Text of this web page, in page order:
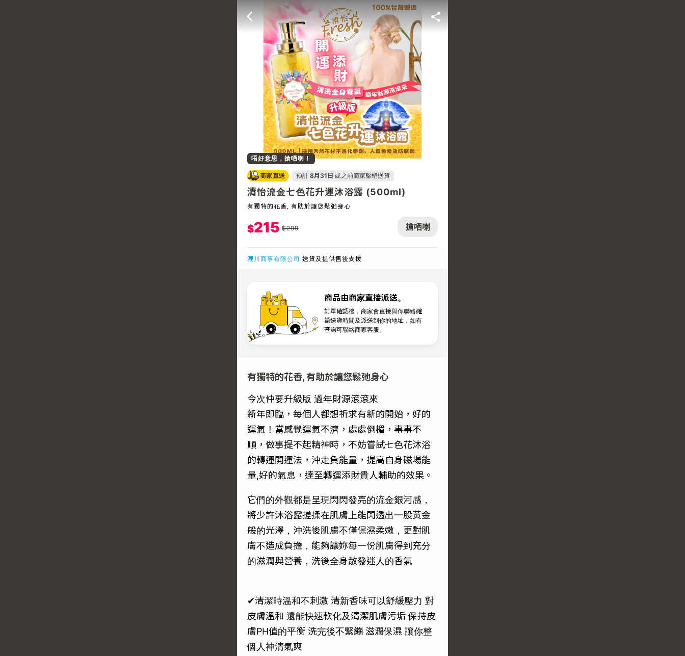
搶哂喇
唔好意思，搶哂喇！
商家直送 預計 8月31日 或之前商家聯絡送貨
清怡流金七色花升運沐浴露 (500ml)
有獨特的花香, 有助於讓您鬆弛身心
$215 $299
漉川商事有限公司 送貨及提供售後支援
商品由商家直接派送。
訂單確認後，商家會直接與你聯絡確
認送貨時間及派送到你的地址，如有
查詢可聯絡商家客服。
有獨特的花香, 有助於讓您鬆弛身心
今次仲要升級版 過年財源滾滾來
新年即臨，每個人都想祈求有新的開始，好的
運氣！當感覺運氣不濟，處處倒楣，事事不
順，做事提不起精神時，不妨嘗試七色花沐浴
的轉運開運法，沖走負能量，提高自身磁場能
量,好的氣息，達至轉運添財貴人輔助的效果。
它們的外觀都是呈現閃閃發亮的流金銀河感，
將少許沐浴露搓揉在肌膚上能閃透出一股黃金
般的光澤，沖洗後肌膚不僅保濕柔嫩，更對肌
膚不造成負擔，能夠讓妳每一份肌膚得到充分
的滋潤與營養，洗後全身散發迷人的香氣
✔清潔時溫和不刺激 清新香味可以舒緩壓力 對
皮膚溫和 還能快速軟化及清潔肌膚污垢 保持皮
膚PH值的平衡 洗完後不緊繃 滋潤保濕 讓你整
個人神清氣爽